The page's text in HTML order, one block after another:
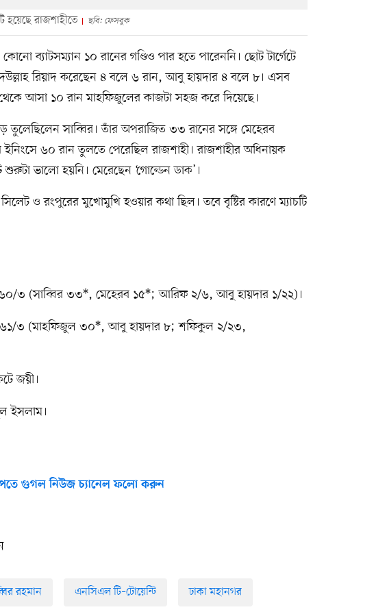
হয়েছে রাজশাহীতে ছবি: ফেসবুক
ব্যাটসম্যান ১০ রানের গণ্ডিও পার হতে পারেননি। ছোট টার্গেটে
রিয়াদ করেছেন ৪ বলে ৬ রান, আবু হায়দার ৪ বলে ৮। এসব
আসা ১০ রান মাহফিজুলের কাজটা সহজ করে দিয়েছে।
সাব্বির। তাঁর অপরাজিত ৩৩ রানের সঙ্গে মেহেরব
৬০ রান তুলতে পেরেছিল রাজশাহী। রাজশাহীর অধিনায়ক
শুরুটা ভালো হয়নি। মেরেছেন ‘গোল্ডেন ডাক’।
সিলেট ও রংপুরের মুখোমুখি হওয়ার কথা ছিল। তবে বৃষ্টির কারণে ম্যাচটি
৩ (সাব্বির ৩৩*, মেহেরব ১৫*; আরিফ ২/৬, আবু হায়দার ১/২২)।
৩ (মাহফিজুল ৩০*, আবু হায়দার ৮; শফিকুল ২/২৩,
জয়ী।
ইসলাম।
গুগল নিউজ চ্যানেল ফলো করুন
রহমান এনসিএল টি–টোয়েন্টি ঢাকা মহানগর